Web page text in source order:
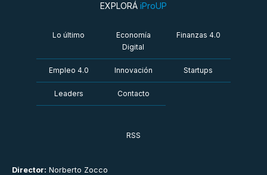
Director: Norberto Zocco
EXPLORÁ iProUP
Lo último
Economía
Digital
Finanzas 4.0
Empleo 4.0 Innovación Startups
Leaders Contacto
RSS